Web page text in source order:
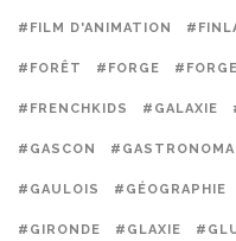
#FILM D'ANIMATION
#FORÊT #FORGE
#FRENCHKIDS #GALAXIE
#GASCON
#GAULOIS #GÉOGRAPHIE
#GIRONDE #GLAXIE